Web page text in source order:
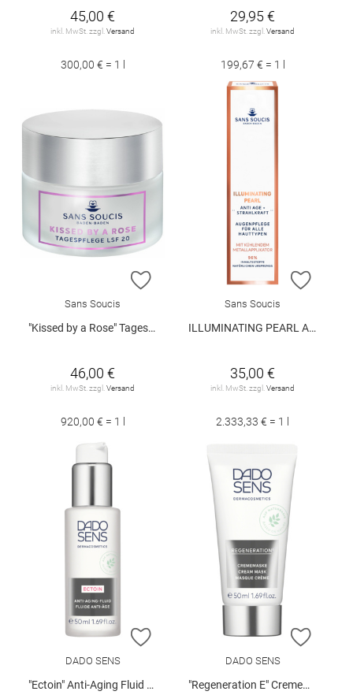
45,00 €
inkl. MwSt. zzgl. Versand
300,00 € = 1 l
29,95 €
inkl. MwSt. zzgl. Versand
199,67 € = 1 l
ZUR WUNSCHLISTE HINZUFÜGEN
Sans Soucis
"Kissed by a Rose" Tagespflege LSF 20 50 ml
46,00 €
inkl. MwSt. zzgl. Versand
920,00 € = 1 l
ZUR
Sans Soucis
ILLUMINATING PEARL AUGENPFLEGE
35,00 €
inkl. MwSt. zzgl. Versand
2.333,33 € = 1 l
ZUR WUNSCHLISTE HINZUFÜGEN
DADO SENS
"Ectoin" Anti-Aging Fluid 50 ml
ZUR
DADO SENS
"Regeneration E" Crememaske 50 ml